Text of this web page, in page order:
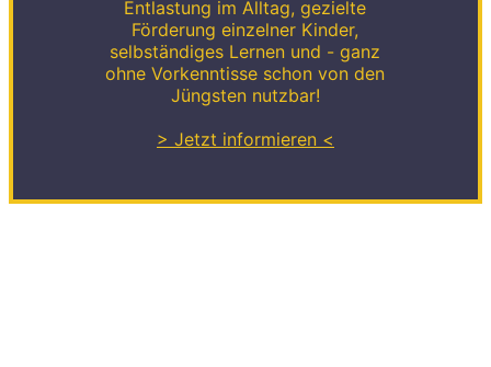
Entlastung im Alltag, gezielte
Förderung einzelner Kinder,
selbständiges Lernen und - ganz
ohne Vorkenntisse schon von den
Jüngsten nutzbar!
> Jetzt informieren <